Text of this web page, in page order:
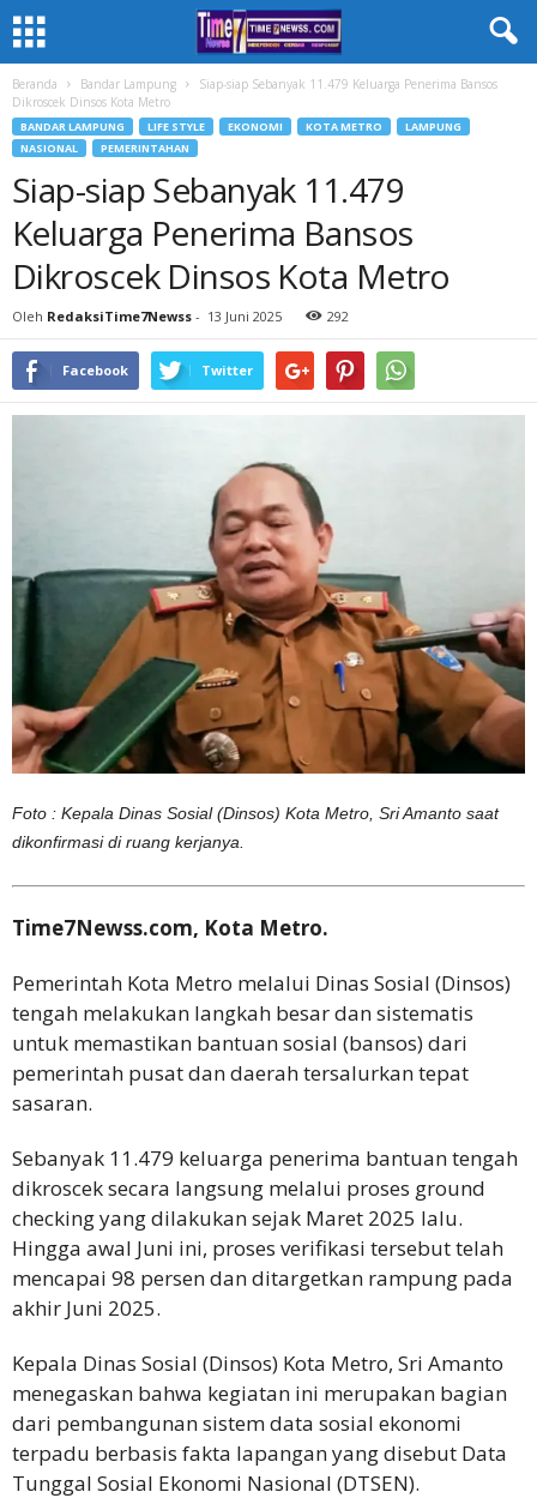
Beranda Bandar Lampung
Siap-siap Sebanyak 11.479 Keluarga Penerima Bansos
Dikroscek Dinsos Kota Metro
BANDAR LAMPUNG LIFE STYLE EKONOMI KOTA METRO
LAMPUNG
NASIONAL
PEMERINTAHAN
Siap-siap Sebanyak 11.479
Keluarga Penerima Bansos
Dikroscek Dinsos Kota Metro
Oleh RedaksiTime7Newss - 13 Juni 2025 292
Facebook Twitter
Foto : Kepala Dinas Sosial (Dinsos) Kota Metro, Sri Amanto saat
dikonfirmasi di ruang kerjanya.
Time7Newss.com, Kota Metro.
Pemerintah Kota Metro melalui Dinas Sosial (Dinsos)
tengah melakukan langkah besar dan sistematis
untuk memastikan bantuan sosial (bansos) dari
pemerintah pusat dan daerah tersalurkan tepat
sasaran.
Sebanyak 11.479 keluarga penerima bantuan tengah
dikroscek secara langsung melalui proses ground
checking yang dilakukan sejak Maret 2025 lalu.
Hingga awal Juni ini, proses verifikasi tersebut telah
mencapai 98 persen dan ditargetkan rampung pada
akhir Juni 2025.
Kepala Dinas Sosial (Dinsos) Kota Metro, Sri Amanto
menegaskan bahwa kegiatan ini merupakan bagian
dari pembangunan sistem data sosial ekonomi
terpadu berbasis fakta lapangan yang disebut Data
Tunggal Sosial Ekonomi Nasional (DTSEN).